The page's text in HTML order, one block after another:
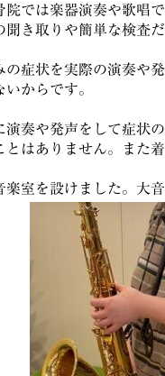
院では楽器演奏や歌唱
聞き取りや簡単な検査
の症状を実際の演奏や
からです。
演奏や発声をして症状
とはありません。また
室を設けました。大